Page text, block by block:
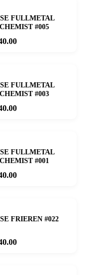
FULLMETAL
#005
FULLMETAL
#003
FULLMETAL
#001
FRIEREN #022